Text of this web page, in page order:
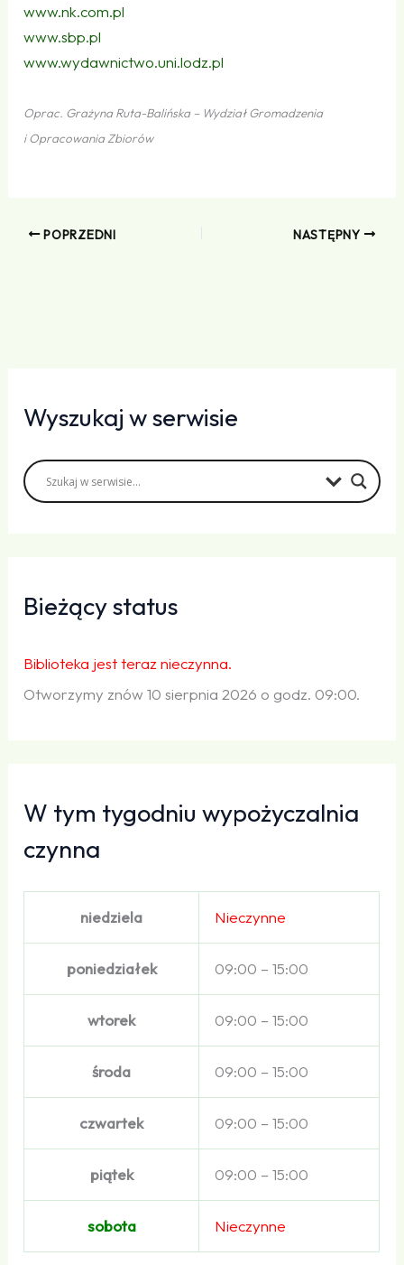
www​.nk​.com​.pl
www​.sbp​.pl
www​.wydawnictwo​.uni​.lodz​.pl
Oprac. Grażyna Ruta-Balińska – Wydział Gromadzenia
i Opracowania Zbiorów
POPRZEDNI NASTĘPNY
Wyszukaj w serwisie
Bieżący status
Biblioteka jest teraz nieczynna.
Otworzymy znów 10 sierpnia 2026 o godz. 09:00.
W tym tygodniu wypożyczalnia
czynna
niedziela Nieczynne
poniedziałek 09:00 – 15:00
wtorek 09:00 – 15:00
środa 09:00 – 15:00
czwartek 09:00 – 15:00
piątek 09:00 – 15:00
sobota Nieczynne